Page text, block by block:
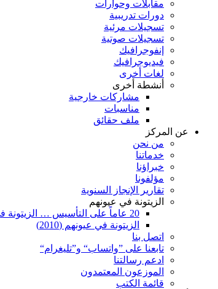
مقابلات وحوارات
دورات تدريبية
تسجيلات مرئية
تسجيلات صوتية
إنفوجرافيك
فيديوجرافيك
لغات أخرى
أنشطة أخرى
مشاركات خارجية
مناسبات
ملف حقائق
عن المركز
من نحن
خدماتنا
خبراؤنا
مؤلفونا
تقارير الإنجاز السنوية
الزيتونة في عيونهم
20 عاماً على التأسيس … الزيتونة في عيونهم (2024)
الزيتونة في عيونهم (2010)
اتصل بنا
تابعنا على ”واتساب“ و”تليغرام“
ادعم رسالتنا
الموزعون المعتمدون
قائمة الكتب